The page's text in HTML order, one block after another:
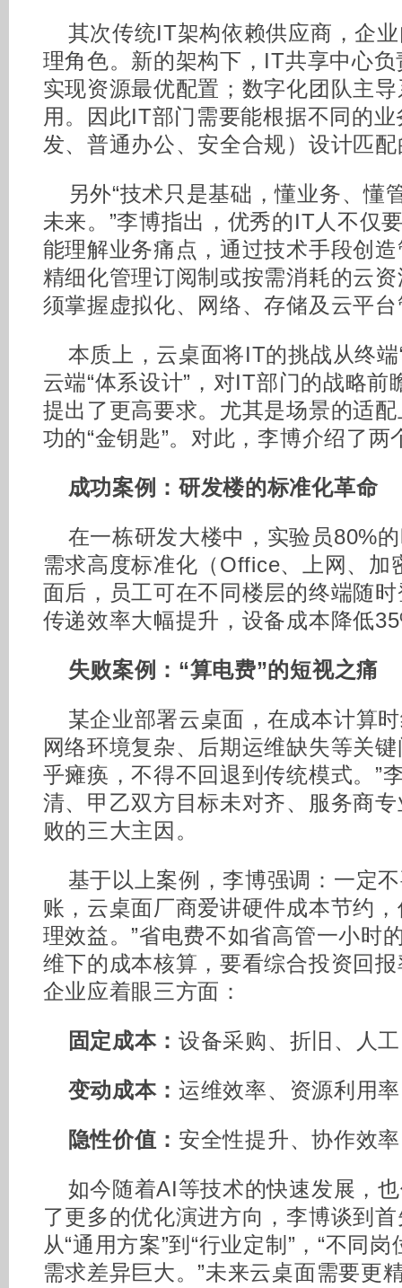
其次传统IT架构依赖供应商，企
理角色。新的架构下，IT共享中心负
实现资源最优配置；数字化团队主
用。因此IT部门需要能根据不同的
发、普通办公、安全合规）设计匹
另外“技术只是基础，懂业务、懂
未来。”李博指出，优秀的IT人不仅
能理解业务痛点，通过技术手段创
精细化管理订阅制或按需消耗的云
须掌握虚拟化、网络、存储及云平
本质上，云桌面将IT的挑战从终端
云端“体系设计”，对IT部门的战略
提出了更高要求。尤其是场景的适
功的“金钥匙”。对此，李博介绍了两
成功案例：研发楼的标准化革命
在一栋研发大楼中，实验员80%
需求高度标准化（Office、上网、加
面后，员工可在不同楼层的终端随
传递效率大幅提升，设备成本降低
失败案例：“算电费”的短视之痛
某企业部署云桌面，在成本计算
网络环境复杂、后期运维缺失等关
乎瘫痪，不得不回退到传统模式。”
清、甲乙双方目标未对齐、服务商
败的三大主因。
基于以上案例，李博强调：一定
账，云桌面厂商爱讲硬件成本节约
理效益。”省电费不如省高管一小时
维下的成本核算，要看综合投资回
企业应着眼三方面：
固定成本： 设备采购、折旧、人工
变动成本： 运维效率、资源利用率
隐性价值： 安全性提升、协作效
如今随着AI等技术的快速发展，
了更多的优化演进方向，李博谈到
从“通用方案”到“行业定制”，“不同
需求差异巨大。”未来云桌面需要更